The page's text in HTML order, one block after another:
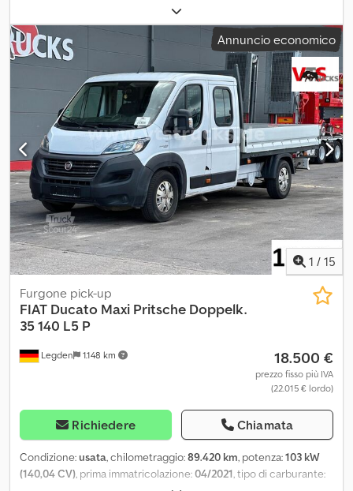
2 assi
energetica:B, tipo di ingranaggio:meccanico, lunghezza totale:
5.998 mm, larghezza totale:2.050 mm , Anno di produzione:2023,
FIAT DUCATO 2.3 MJT 140 CV FURGONE DI SERIE PLTM- ANNO
2023- EURO 6D- CC 140- KW 103- PORTATA 1365 KG- ABS-
LUNGHEZZA INTERNA 3500 mm- ALTEZZA 1900 mm- ARIA
CONDIZIONATA- VETRI ELETTRICI- SPECCHI ELETTRICI- RADIO-
PER INFO FRANCESCO 3356514297 Csdpfx Alozry Trj Noha
Annuncio economico
1 / 15
Legden 1.148 km
Furgone pick-up
FIAT Ducato Maxi Pritsche Doppelk.
35 140 L5 P
18.500 €
prezzo fisso più IVA
(22.015 € lordo)
Richiedere Chiamata
Condizione:usata, chilometraggio:89.420 km, potenza:103 kW
(140,04 CV), prima immatricolazione:04/2021, tipo di carburante: